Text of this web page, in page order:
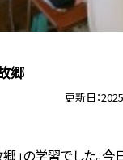
郷
更新日
」の学習でした。